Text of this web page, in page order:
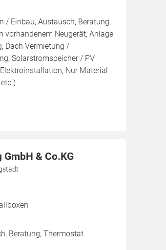
/ Einbau, Austausch, Beratung,
vorhandenem Neugerät, Anlage
Dach Vermietung /
Solarstromspeicher / PV
Nur Material
& Co.KG
Beratung, Thermostat